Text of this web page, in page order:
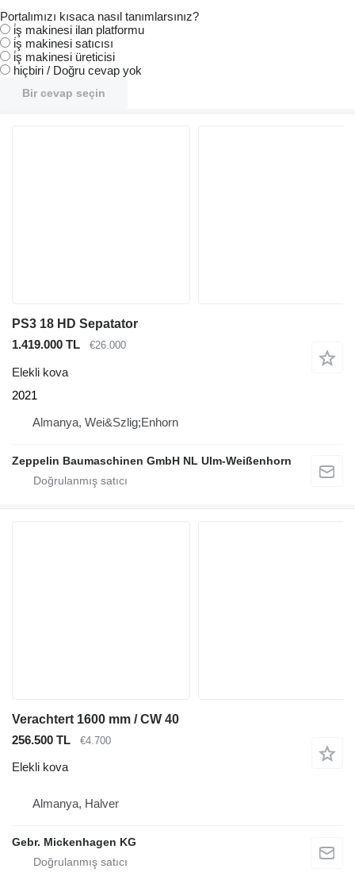
Portalımızı kısaca nasıl tanımlarsınız?
i̇ş makinesi ilan platformu
i̇ş makinesi satıcısı
i̇ş makinesi üreticisi
hiçbiri / Doğru cevap yok
Bir cevap seçin
PS3 18 HD Sepatator
1.419.000 TL
€26.000
Elekli kova
2021
Almanya, Wei&Szlig;Enhorn
Zeppelin Baumaschinen GmbH NL Ulm-Weißenhorn
Verachtert 1600 mm / CW 40
256.500 TL
€4.700
Elekli kova
Almanya, Halver
Gebr. Mickenhagen KG